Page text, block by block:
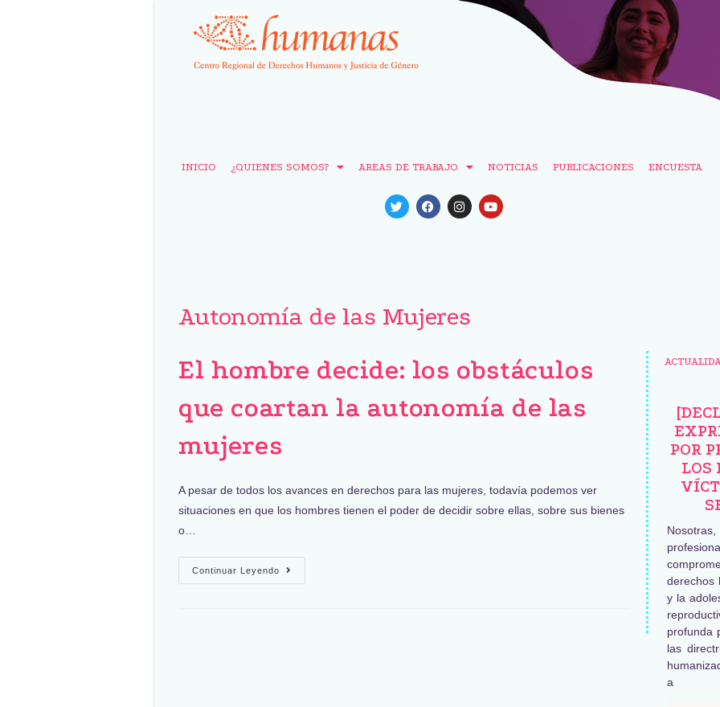
INICIO ¿QUIENES SOMOS? AREAS DE TRABAJO NOTICIAS PUBLICACIONES ENCUESTA
Autonomía de las Mujeres
El hombre decide: los obstáculos
que coartan la autonomía de las
mujeres
A pesar de todos los avances en derechos para las mujeres, todavía podemos ver
situaciones en que los hombres tienen el poder de decidir sobre ellas, sobre sus bienes
o…
Continuar Leyendo
POR
LOS
derechos
y la
profunda
las
a